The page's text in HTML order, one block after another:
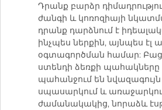
Դրանք բարձր
ժանգի և կոռոզիայի
դրանք դարձնում է
ինչպես ներքին, այնպես էլ
օգտագործման համար:
ստենդի ձեռքի պահակները
պահանջում են նվազագույն
սպասարկում և
ժամանակակից, նորաձև